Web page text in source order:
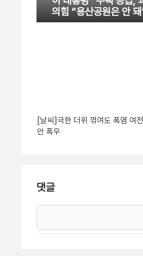
의힘 “용산공원은 안
[날씨]극한 더위 꺾여도 폭염 여
안 폭우
댓글